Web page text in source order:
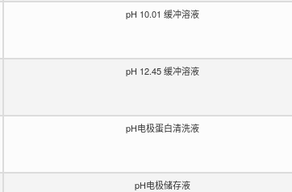
pH 10.01 缓冲溶液
pH 12.45 缓冲溶液
pH电极蛋白清洗液
pH电极储存液